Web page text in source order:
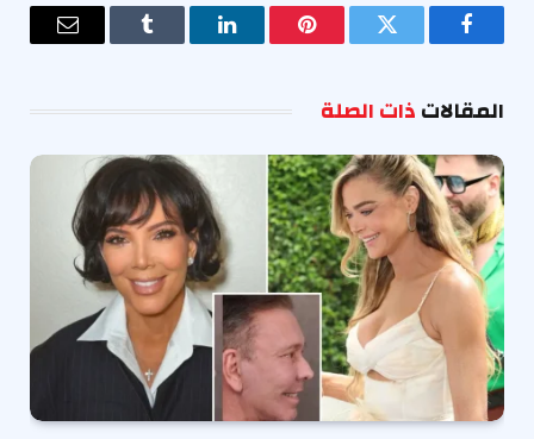
فيسبوك تويتر بينتيريستلينكدإن Tumblr
البريد
المقالاتذات الصلة